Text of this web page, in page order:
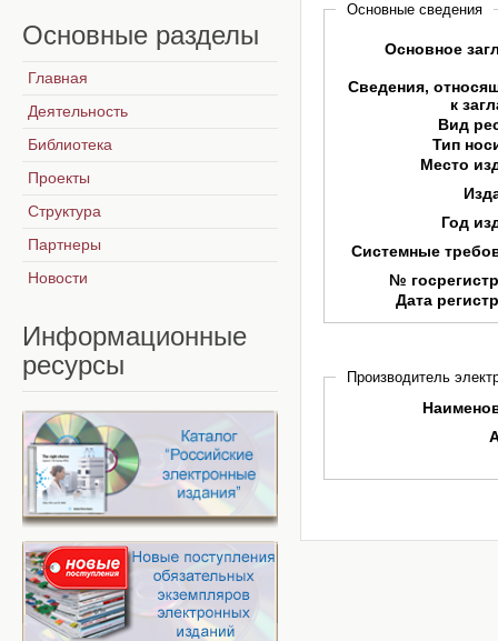
Основные сведения
Основное
Сведения,
к
Вид
Тип
Место
Год
Системные
№
Дата
Производитель
Основные разделы
Главная
Деятельность
Библиотека
Проекты
Структура
Партнеры
Новости
Информационные
ресурсы